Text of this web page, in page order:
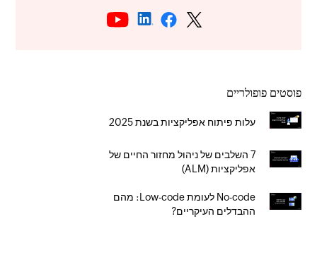
פוסטים פופולריים
עלות פיתוח אפליקציות בשנת 2025
7 השלבים של ניהול מחזור החיים של
אפליקציות (ALM)
No-code לעומת Low-code: מהם
ההבדלים העיקריים?